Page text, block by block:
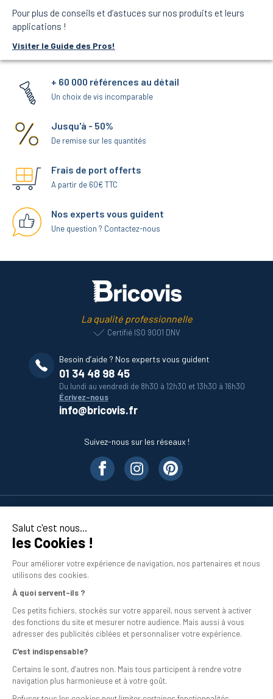
Salut c'est nous...
les Cookies !
Pour améliorer votre expérience de navigation, nos partenaires et nous
utilisons des cookies.
À quoi servent-ils ?
Ces petits fichiers, stockés sur votre appareil, nous servent à activer
des fonctions du site et mesurer notre audience. Mais aussi à vous
adresser des publicités ciblées et personnaliser votre expérience.
C'est indispensable?
Certains le sont, d’autres non. Mais tous participent à rendre votre
navigation plus harmonieuse et à votre goût.
Pour plus de conseils et d’astuces sur nos produits et leurs
applications !
Visiter le Guide des Pros!
+ 60 000 références au détail
Un choix de vis incomparable
Jusqu'à - 50%
De remise sur les quantités
Frais de port offerts
A partir de 60€ TTC
Nos experts vous guident
Une question ? Contactez-nous
La qualité professionnelle
Certifié ISO 9001 DNV
Besoin d’aide ? Nos experts vous guident
01 34 48 98 45
Du lundi au vendredi de 8h30 à 12h30 et 13h30 à 16h30
Écrivez-nous
info@bricovis.fr
Suivez-nous sur les réseaux !
En savoir plus
Mentions légales
Conditions générales de vente